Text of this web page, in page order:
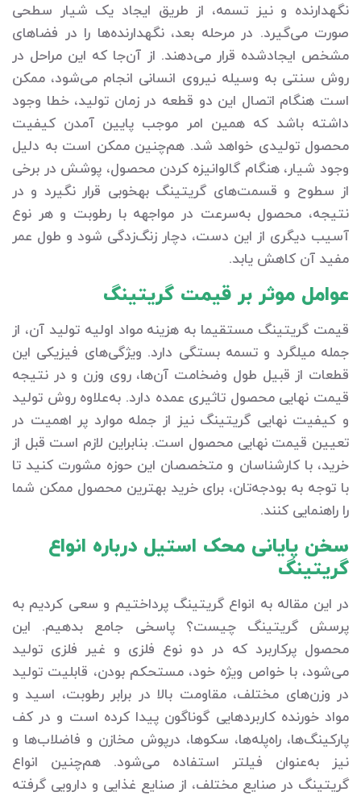
نگهدارنده و نیز تسمه، از طریق ایجاد یک شیار سطحی
صورت می‌گیرد. در مرحله بعد، نگهدارنده‌ها را در فضاهای
مشخص ایجادشده قرار می‌دهند. از آن‌جا که این مراحل در
روش سنتی به وسیله نیروی انسانی انجام می‌شود، ممکن
است هنگام اتصال این دو قطعه در زمان تولید، خطا وجود
داشته باشد که همین امر موجب پایین آمدن کیفیت
محصول تولیدی خواهد شد. هم‌چنین ممکن است به دلیل
وجود شیار، هنگام گالوانیزه کردن محصول، پوشش در برخی
از سطوح و قسمت‌های گریتینگ به‎خوبی قرار نگیرد و در
نتیجه، محصول به‌سرعت در مواجهه با رطوبت و هر نوع
آسیب دیگری از این دست، دچار زنگ‌زدگی شود و طول عمر
مفید آن کاهش یابد.
عوامل موثر بر قیمت گریتینگ
قیمت گریتینگ مستقیما به هزینه مواد اولیه تولید آن، از
جمله میلگرد و تسمه بستگی دارد. ویژگی‌های فیزیکی این
قطعات از قبیل طول وضخامت آن‌ها، روی وزن و در نتیجه
قیمت نهایی محصول تاثیری عمده دارد. به‌علاوه روش تولید
و کیفیت نهایی گریتینگ نیز از جمله موارد پر اهمیت در
تعیین قیمت نهایی محصول است. بنابراین لازم است قبل از
خرید، با کارشناسان و متخصصان این حوزه مشورت کنید تا
با توجه به بودجه‌تان، برای خرید بهترین محصول ممکن شما
را راهنمایی کنند.
سخن پایانی محک استیل درباره انواع
گریتینگ
در این مقاله به انواع گریتینگ پرداختیم و سعی کردیم به
پرسش گریتینگ چیست؟ پاسخی جامع بدهیم. این
محصول پرکاربرد که در دو نوع فلزی و غیر فلزی تولید
می‌شود، با خواص ویژه خود، مستحکم بودن، قابلیت تولید
در وزن‌های مختلف، مقاومت بالا در برابر رطوبت، اسید و
مواد خورنده کاربردهایی گوناگون پیدا کرده است و در کف
پارکینگ‌ها، راه‌پله‌ها، سکوها، درپوش مخازن و فاضلاب‌ها و
نیز به‌عنوان فیلتر استفاده می‌شود. هم‌چنین انواع
گریتینگ در صنایع مختلف، از صنایع غذایی و دارویی گرفته